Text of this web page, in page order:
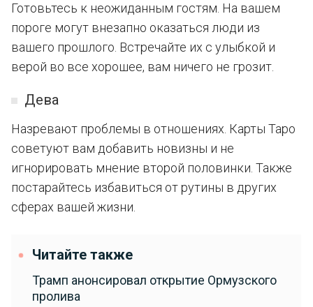
Готовьтесь к неожиданным гостям. На вашем
пороге могут внезапно оказаться люди из
вашего прошлого. Встречайте их с улыбкой и
верой во все хорошее, вам ничего не грозит.
Дева
Назревают проблемы в отношениях. Карты Таро
советуют вам добавить новизны и не
игнорировать мнение второй половинки. Также
постарайтесь избавиться от рутины в других
сферах вашей жизни.
Читайте также
Трамп анонсировал открытие Ормузского
пролива